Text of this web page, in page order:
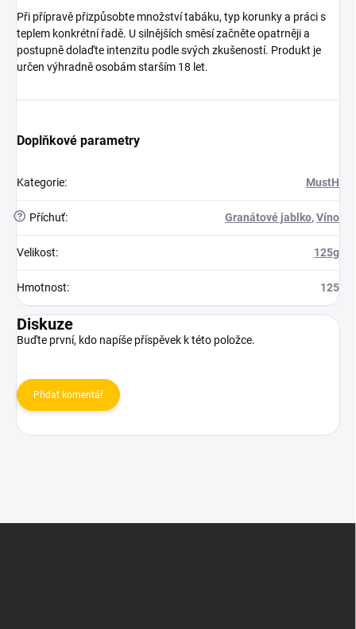
Při přípravě přizpůsobte množství tabáku, typ korunky a práci s
teplem konkrétní řadě. U silnějších směsí začněte opatrněji a
postupně dolaďte intenzitu podle svých zkušeností. Produkt je
určen výhradně osobám starším 18 let.
Doplňkové parametry
Kategorie: MustH
? Příchuť: Granátové jablko,Víno
Velikost: 125g
Hmotnost: 125
Diskuze
Buďte první, kdo napíše příspěvek k této položce.
Přidat komentář